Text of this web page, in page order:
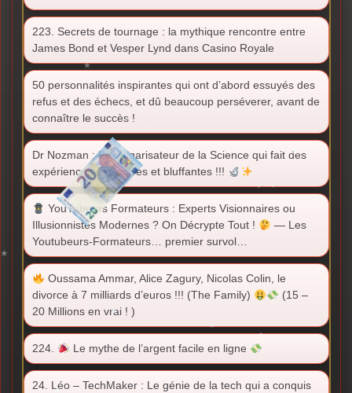
223. Secrets de tournage : la mythique rencontre entre
James Bond et Vesper Lynd dans Casino Royale
50 personnalités inspirantes qui ont d’abord essuyés des
refus et des échecs, et dû beaucoup perséverer, avant de
connaître le succès !
Dr Nozman : Le Vulgarisateur de la Science qui fait des
expériences explosives et bluffantes !!!
YouTubeurs Formateurs : Experts Visionnaires ou
Illusionnistes Modernes ? On Décrypte Tout !
— Les
Youtubeurs-Formateurs… premier survol…
Oussama Ammar, Alice Zagury, Nicolas Colin, le
divorce à 7 milliards d’euros !!! (The Family)
(15 –
20 Millions en vrai ! )
224. Le mythe de l’argent facile en ligne
24. Léo – TechMaker : Le génie de la tech qui a conquis